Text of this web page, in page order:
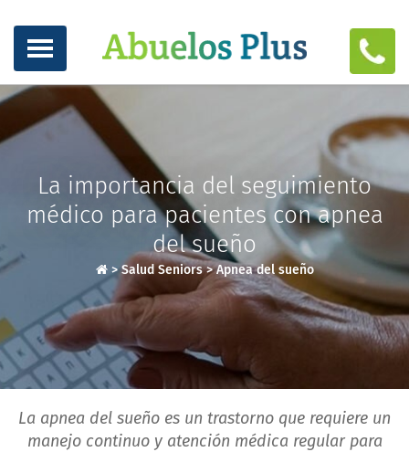
La importancia del seguimiento
médico para pacientes con apnea
del sueño
>Salud Seniors>Apnea del sueño
La apnea del sueño es un trastorno que requiere un
manejo continuo y atención médica regular para